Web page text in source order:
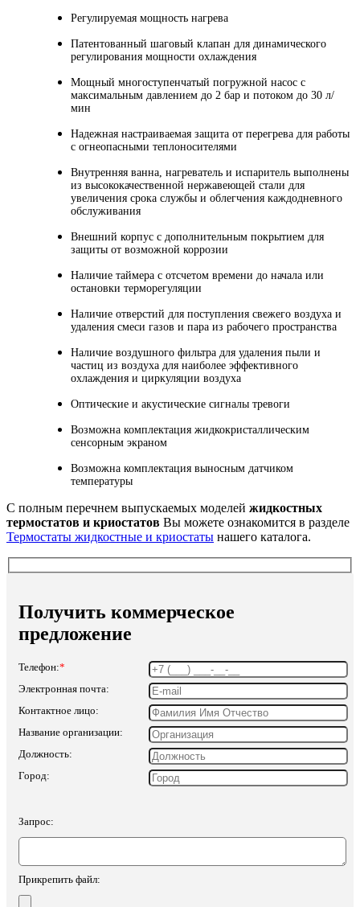
Регулируемая мощность нагрева
Патентованный шаговый клапан для динамического
регулирования мощности охлаждения
Мощный многоступенчатый погружной насос с
максимальным давлением до 2 бар и потоком до 30 л/
мин
Надежная настраиваемая защита от перегрева для работы
с огнеопасными теплоносителями
Внутренняя ванна, нагреватель и испаритель выполнены
из высококачественной нержавеющей стали для
увеличения срока службы и облегчения каждодневного
обслуживания
Внешний корпус с дополнительным покрытием для
защиты от возможной коррозии
Наличие таймера с отсчетом времени до начала или
остановки терморегуляции
Наличие отверстий для поступления свежего воздуха и
удаления смеси газов и пара из рабочего пространства
Наличие воздушного фильтра для удаления пыли и
частиц из воздуха для наиболее эффективного
охлаждения и циркуляции воздуха
Оптические и акустические сигналы тревоги
Возможна комплектация жидкокристаллическим
сенсорным экраном
Возможна комплектация выносным датчиком
температуры
С полным перечнем выпускаемых моделей жидкостных
термостатов и криостатов Вы можете ознакомится в разделе
Термостаты жидкостные и криостаты нашего каталога.
Получить коммерческое
предложение
Телефон:*
Электронная почта:
Контактное лицо:
Название организации:
Должность:
Город:
Запрос:
Прикрепить файл: